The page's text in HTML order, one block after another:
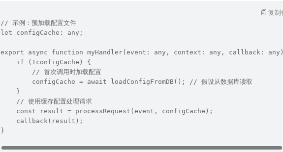
// 示例：预加载配置文件
let configCache: any;
export async function myHandler(event: any, context: any, callback:
    if (!configCache) {
        // 首次调用时加载配置
        configCache = await loadConfigFromDB(); // 假设从数据库读取
    }
    // 使用缓存配置处理请求
    const result = processRequest(event, configCache);
    callback(result);
}
复制